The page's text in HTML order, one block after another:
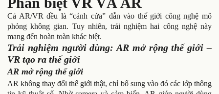
Cả AR/VR đều là “cánh cửa” dẫn vào thế giới công nghệ mô
phỏng không gian. Tuy nhiên, trải nghiệm hai công nghệnày
mang đến hoàn toàn khác biệt.
Trải nghiệm người dùng: AR mở rộng thế giới –
VR tạo ra thế giới
AR mở rộng thế giới
AR không thay đổi thế giới thật, chỉ bổ sung vào đó các lớp thông